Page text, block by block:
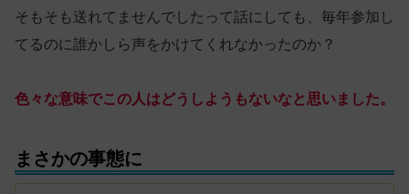
そもそも送れてませんでしたって話にしても、毎年参加し
てるのに誰かしら声をかけてくれなかったのか？
色々な意味でこの人はどうしようもないなと思いました。
まさかの事態に